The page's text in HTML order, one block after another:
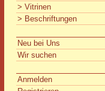
> Vitrinen
> Beschriftungen
Neu bei Uns
Wir suchen
Anmelden